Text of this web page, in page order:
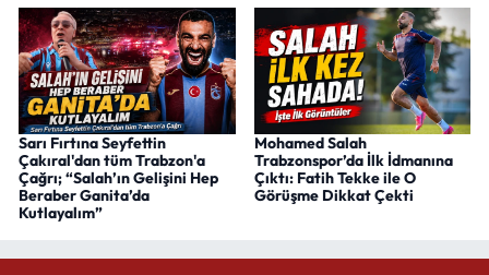
Sarı Fırtına Seyfettin
Çakıral'dan tüm Trabzon'a
Çağrı; “Salah’ın Gelişini Hep
Beraber Ganita’da
Kutlayalım”
Mohamed Salah
Trabzonspor’da İlk İdmanına
Çıktı: Fatih Tekke ile O
Görüşme Dikkat Çekti